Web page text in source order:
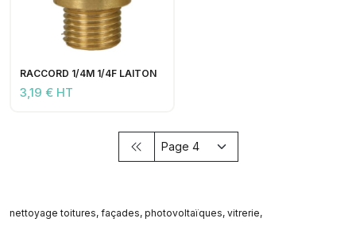
RACCORD 1/4M 1/4F LAITON
3,19 € HT
nettoyage toitures, façades, photovoltaïques, vitrerie,